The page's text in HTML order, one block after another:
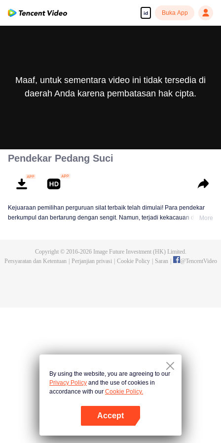
id Buka App
Maaf, untuk sementara video ini tidak tersedia di
daerah Anda karena pembatasan hak cipta.
Pendekar Pedang Suci
Kejuaraan pemilihan perguruan silat terbaik telah dimulai! Para pendekar
berkumpul dan bertarung dengan sengit. Namun, terjadi kekacauan dalam
Xingyun menghadapi rintangan itu dan menjadi pendekar nomor wahid di
More
Copyright © 2016-2026Image Future Investment (HK) Limited.
Persyaratan dan Ketentuan
Perjanjian privasi Cookie Policy Saran @TencentVideo
By using the website, you are agreeing to our
Privacy Policy and the use of cookies in
accordance with our Cookie Policy.
Accept